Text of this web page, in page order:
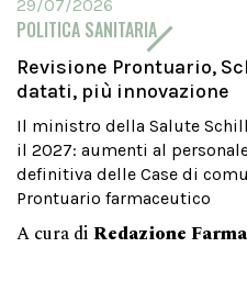
29/07/2026
POLITICA SANITARIA
Revisione Prontuario,
datati, più innovazione
Il ministro della Salute
il 2027: aumenti al
definitiva delle Case di
Prontuario farmaceutico
A cura di Redazione